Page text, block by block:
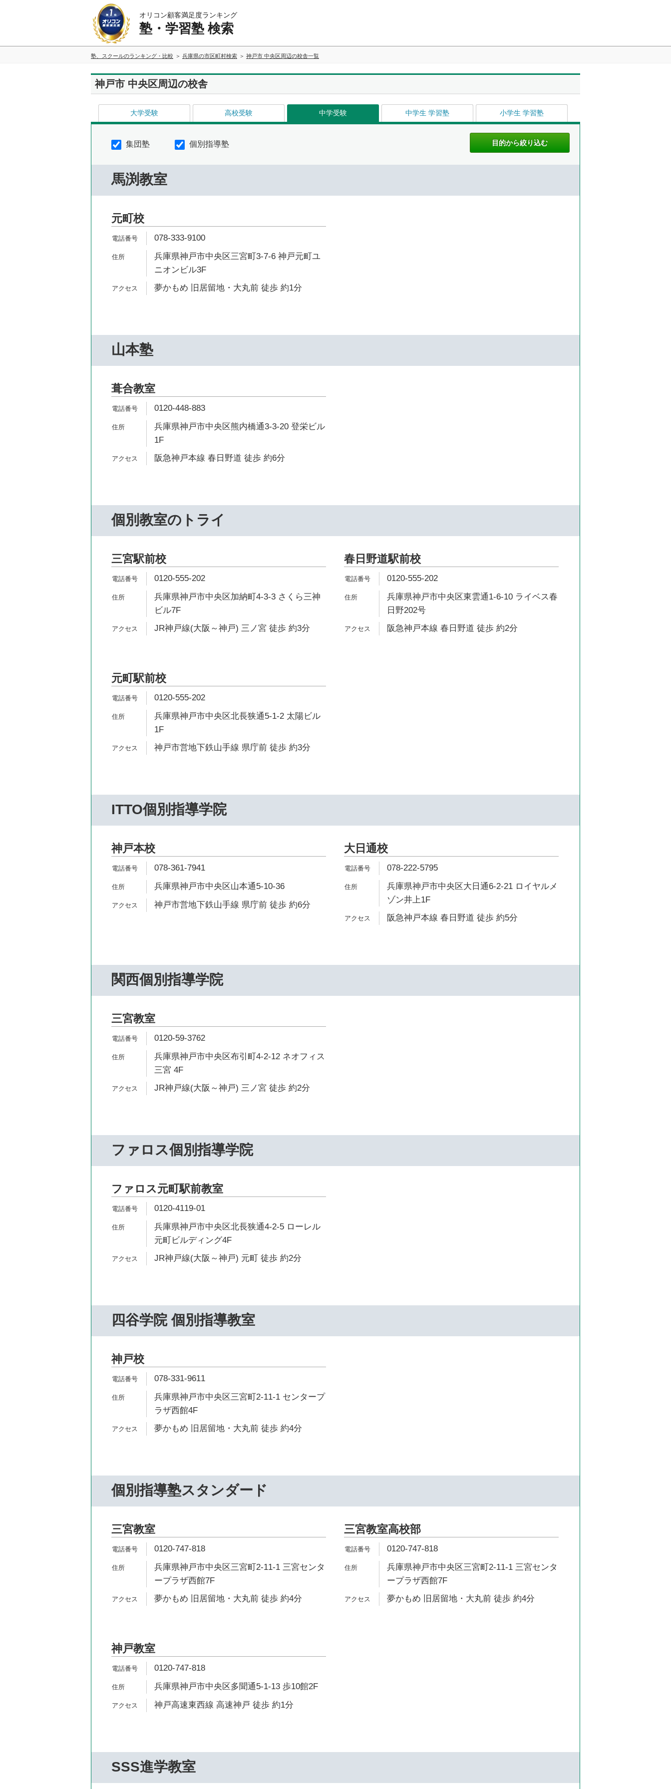
オリコン顧客満足度ランキング
塾・学習塾 検索
塾、スクールのランキング・比較 兵庫県の市区町村検索 神戸市 中央区周辺の校舎一覧
神戸市 中央区周辺の校舎
大学受験 高校受験 中学受験 中学生 学習塾 小学生 学習塾
集団塾 個別指導塾
馬渕教室
元町校
078-333-9100
兵庫県神戸市中央区三宮町3-7-6 神戸元町ユ
ニオンビル3F
夢かもめ 旧居留地・大丸前 徒歩 約1分
山本塾
葺合教室
0120-448-883
兵庫県神戸市中央区熊内橋通3-3-20 登栄ビル
1F
阪急神戸本線 春日野道 徒歩 約6分
個別教室のトライ
三宮駅前校
0120-555-202
兵庫県神戸市中央区加納町4-3-3 さくら三神
ビル7F
JR神戸線(大阪～神戸) 三ノ宮 徒歩 約3分
春日野道駅前校
0120-555-202
兵庫県神戸市中央区東雲通1-6-10 ライベス春
日野202号
阪急神戸本線 春日野道 徒歩 約2分
元町駅前校
0120-555-202
兵庫県神戸市中央区北長狭通5-1-2 太陽ビル
1F
神戸市営地下鉄山手線 県庁前 徒歩 約3分
ITTO個別指導学院
神戸本校
078-361-7941
兵庫県神戸市中央区山本通5-10-36
神戸市営地下鉄山手線 県庁前 徒歩 約6分
大日通校
078-222-5795
兵庫県神戸市中央区大日通6-2-21 ロイヤルメ
ゾン井上1F
阪急神戸本線 春日野道 徒歩 約5分
関西個別指導学院
三宮教室
0120-59-3762
兵庫県神戸市中央区布引町4-2-12 ネオフィス
三宮 4F
JR神戸線(大阪～神戸) 三ノ宮 徒歩 約2分
ファロス個別指導学院
ファロス元町駅前教室
0120-4119-01
兵庫県神戸市中央区北長狭通4-2-5 ローレル
元町ビルディング4F
JR神戸線(大阪～神戸) 元町 徒歩 約2分
四谷学院 個別指導教室
神戸校
078-331-9611
兵庫県神戸市中央区三宮町2-11-1 センタープ
ラザ西館4F
夢かもめ 旧居留地・大丸前 徒歩 約4分
個別指導塾スタンダード
三宮教室
0120-747-818
兵庫県神戸市中央区三宮町2-11-1 三宮センタ
ープラザ西館7F
夢かもめ 旧居留地・大丸前 徒歩 約4分
三宮教室高校部
0120-747-818
兵庫県神戸市中央区三宮町2-11-1 三宮センタ
ープラザ西館7F
夢かもめ 旧居留地・大丸前 徒歩 約4分
神戸教室
0120-747-818
兵庫県神戸市中央区多聞通5-1-13 歩10館2F
神戸高速東西線 高速神戸 徒歩 約1分
SSS進学教室